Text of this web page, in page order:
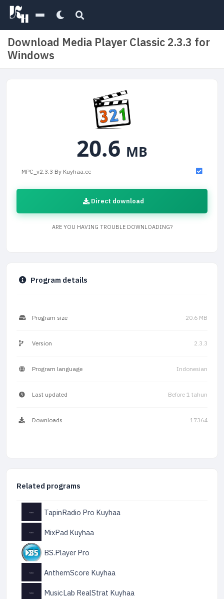
Download Media Player Classic 2.3.3 for
Windows
20.6 MB
MPC_v2.3.3 By Kuyhaa.cc
Direct download
ARE YOU HAVING TROUBLE DOWNLOADING?
Program details
Program size 20.6 MB
Version 2.3.3
Program language Indonesian
Last updated Before 1 tahun
Downloads 17364
Related programs
TapinRadio Pro Kuyhaa
MixPad Kuyhaa
BS.Player Pro
AnthemScore Kuyhaa
MusicLab RealStrat Kuyhaa